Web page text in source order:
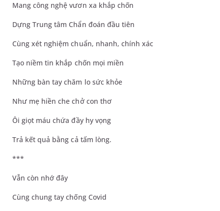
Mang công nghệ vươn xa khắp chốn
Dựng Trung tâm Chẩn đoán đầu tiên
Cùng xét nghiệm chuẩn, nhanh, chính xác
Tạo niềm tin khắp chốn mọi miền
Những bàn tay chăm lo sức khỏe
Như mẹ hiền che chở con thơ
Ôi giọt máu chứa đầy hy vọng
Trả kết quả bằng cả tấm lòng.
***
Vẫn còn nhớ đây
Cùng chung tay chống Covid